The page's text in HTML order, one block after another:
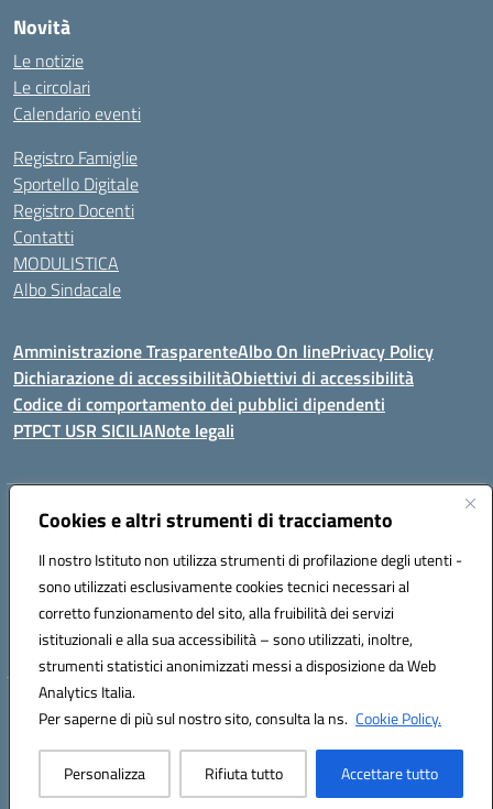
Cookies e altri strumenti di tracciamento
Il nostro Istituto non utilizza strumenti di profilazione degli utenti -
sono utilizzati esclusivamente cookies tecnici necessari al
corretto funzionamento del sito, alla fruibilità dei servizi
istituzionali e alla sua accessibilità – sono utilizzati, inoltre,
strumenti statistici anonimizzati messi a disposizione da Web
Analytics Italia.
Per saperne di più sul nostro sito, consulta la ns. Cookie Policy.
Personalizza Rifiuta tutto Accettare tutto
Novità
Le notizie
Le circolari
Calendario eventi
Registro Famiglie
Sportello Digitale
Registro Docenti
Contatti
MODULISTICA
Albo Sindacale
Amministrazione TrasparenteAlbo On linePrivacy Policy
Dichiarazione di accessibilitàObiettivi di accessibilità
Codice di comportamento dei pubblici dipendenti
PTPCT USR SICILIANote legali
Indirizzo:Via Enrico Fermi, 4 - Cefalù
Posta elettronica certificata (PEC):PAIC8AJ008@pec.istruzione.it
Codice fiscale: 82000590826
Codice meccanografico: PAIC8AJ008
Hosting & Powered by 3D Solution S.r.l.
Concept & Design by Designers Italia